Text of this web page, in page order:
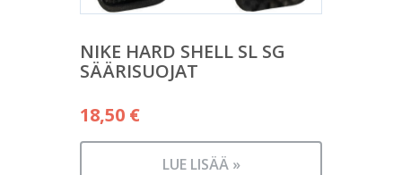
NIKE HARD SHELL SL SG
SÄÄRISUOJAT
18,50 €
LUE LISÄÄ »